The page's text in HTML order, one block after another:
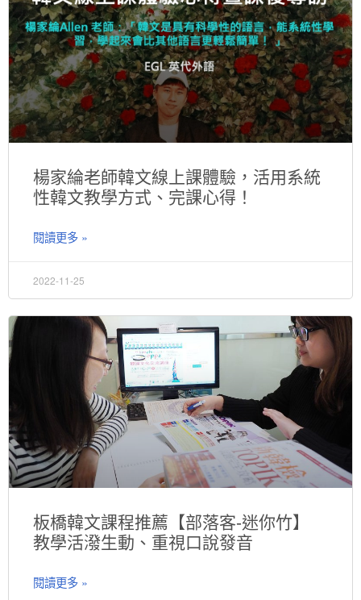
楊家綸老師韓文線上課體驗，活用系統
性韓文教學方式、完課心得！
閱讀更多 »
2022-11-25
板橋韓文課程推薦【部落客-迷你竹】
教學活潑生動、重視口說發音
閱讀更多 »